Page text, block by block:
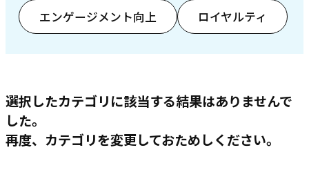
エンゲージメント向上 ロイヤルティ
選択したカテゴリに該当する結果はありませんで
した。
再度、カテゴリを変更しておためしください。